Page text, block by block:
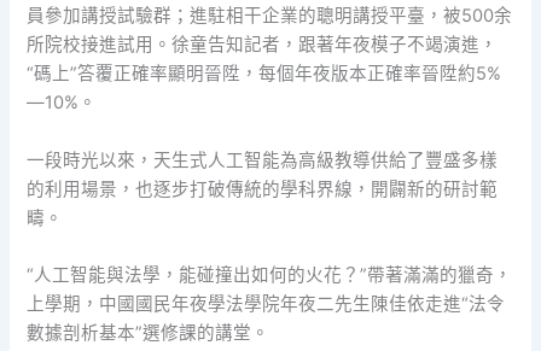
員參加講授試驗群；進駐相干企業的聰明講授平臺，被500余
所院校接進試用。徐童告知記者，跟著年夜模子不竭演進，
“碼上”答覆正確率顯明晉陞，每個年夜版本正確率晉陞約5%
—10%。
一段時光以來，天生式人工智能為高級教導供給了豐盛多樣
的利用場景，也逐步打破傳統的學科界線，開闢新的研討範
疇。
“人工智能與法學，能碰撞出如何的火花？”帶著滿滿的獵奇，
上學期，中國國民年夜學法學院年夜二先生陳佳依走進“法令
數據剖析基本”選修課的講堂。